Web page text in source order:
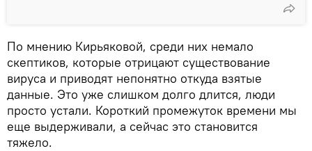
По мнению Кирьяковой, среди них немало
скептиков, которые отрицают существование
вируса и приводят непонятно откуда взятые
данные. Это уже слишком долго длится, люди
просто устали. Короткий промежуток времени мы
еще выдерживали, а сейчас это становится
тяжело.